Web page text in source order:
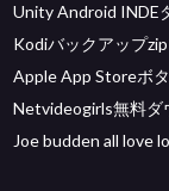
Unity Android INDE
Kodiバックアップ
Apple App Storeボ
Netvideogirls無料ダ
Joe budden all love